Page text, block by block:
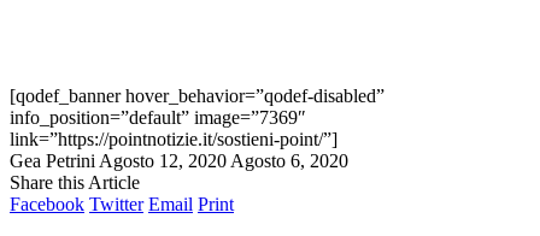
[qodef_banner hover_behavior=”qodef-disabled”
info_position=”default” image=”7369″
link=”https://pointnotizie.it/sostieni-point/”]
Gea Petrini Agosto 12, 2020 Agosto 6, 2020
Share this Article
Facebook Twitter Email Print